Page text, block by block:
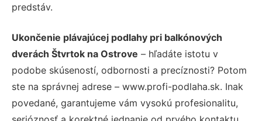
predstáv.
Ukončenie plávajúcej podlahy pri balkónových
dverách Štvrtok na Ostrove – hľadáte istotu v
podobe skúseností, odbornosti a precíznosti? Potom
ste na správnej adrese – www.profi-podlaha.sk. Inak
povedané, garantujeme vám vysokú profesionalitu,